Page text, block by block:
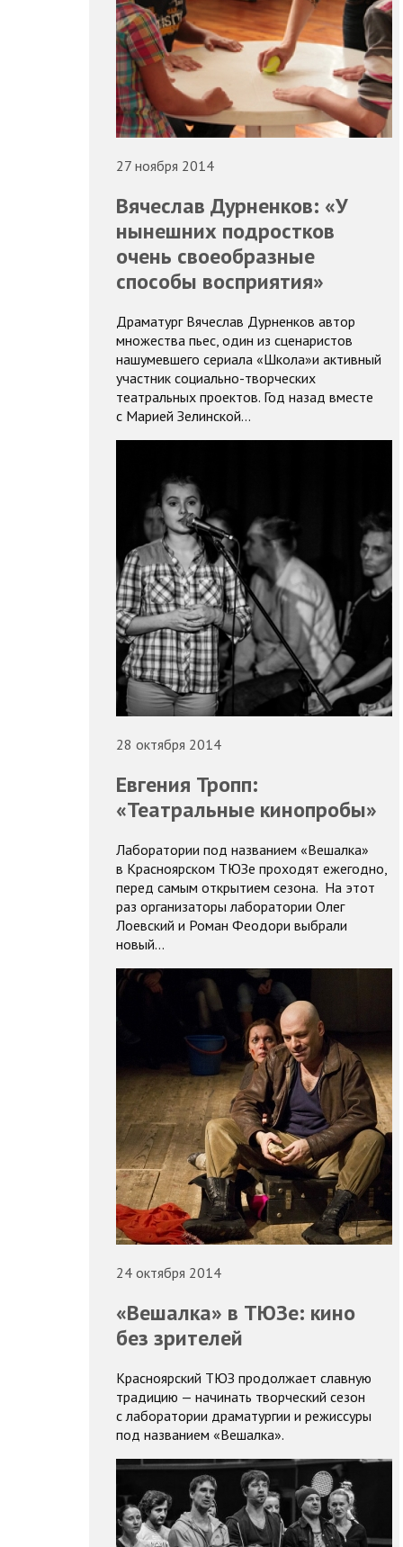
27 ноября 2014
Вячеслав Дурненков: «У
нынешних подростков
очень своеобразные
способы восприятия»
Драматург Вячеслав Дурненков автор
множества пьес, один из сценаристов
нашумевшего сериала «Школа»и активный
участник социально-творческих
театральных проектов. Год назад вместе
с Марией Зелинской…
28 октября 2014
Евгения Тропп:
«Театральные кинопробы»
Лаборатории под названием «Вешалка»
в Красноярском ТЮЗе проходят ежегодно,
перед самым открытием сезона. На этот
раз организаторы лаборатории Олег
Лоевский и Роман Феодори выбрали
новый…
24 октября 2014
«Вешалка» в ТЮЗе: кино
без зрителей
Красноярский ТЮЗ продолжает славную
традицию — начинать творческий сезон
с лаборатории драматургии и режиссуры
под названием «Вешалка».